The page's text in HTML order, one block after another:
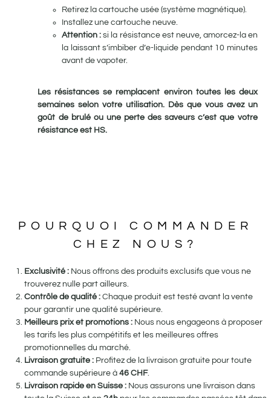
Retirez la cartouche usée (système magnétique).
Installez une cartouche neuve.
Attention : si la résistance est neuve, amorcez-la en
la laissant s’imbiber d’e-liquide pendant 10 minutes
avant de vapoter.
Les résistances se remplacent environ toutes les deux
semaines selon votre utilisation. Dès que vous avez un
goût de brulé ou une perte des saveurs c’est que votre
résistance est HS.
POURQUOI COMMANDER
CHEZ NOUS?
Exclusivité : Nous offrons des produits exclusifs que vous ne
trouverez nulle part ailleurs.
Contrôle de qualité : Chaque produit est testé avant la vente
pour garantir une qualité supérieure.
Meilleurs prix et promotions : Nous nous engageons à proposer
les tarifs les plus compétitifs et les meilleures offres
promotionnelles du marché.
Livraison gratuite : Profitez de la livraison gratuite pour toute
commande supérieure à 46 CHF.
Livraison rapide en Suisse : Nous assurons une livraison dans